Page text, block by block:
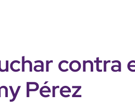
contra
Pérez